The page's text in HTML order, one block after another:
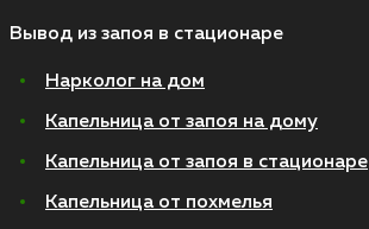
Вывод из запоя в стационаре
Нарколог на дом
Капельница от запоя на дому
Капельница от запоя в стационаре
Капельница от похмелья